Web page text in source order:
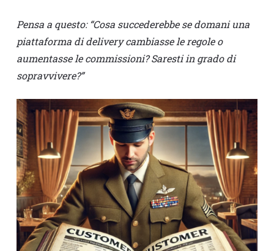
Pensa a questo: “Cosa succederebbe se domani una
piattaforma di delivery cambiasse le regole o
aumentasse le commissioni? Saresti in grado di
sopravvivere?”